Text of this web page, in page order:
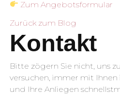
Zum Angebotsformular
Zurück zum Blog
Kontakt
Bitte zögern Sie nicht, uns
versuchen, immer mit
und Ihre Anliegen